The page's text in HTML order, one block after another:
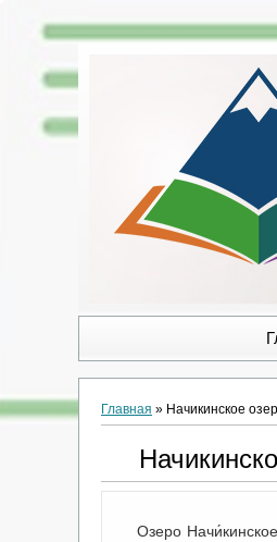
Главная » Начикинское
Озеро